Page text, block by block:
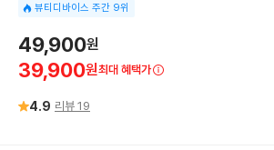
뷰티디바이스 주간 9위
49,900원
39,900원최대 혜택가
4.9 리뷰 19